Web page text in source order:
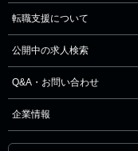
転職支援について
公開中の求人検索
Q&A・お問い合わせ
企業情報